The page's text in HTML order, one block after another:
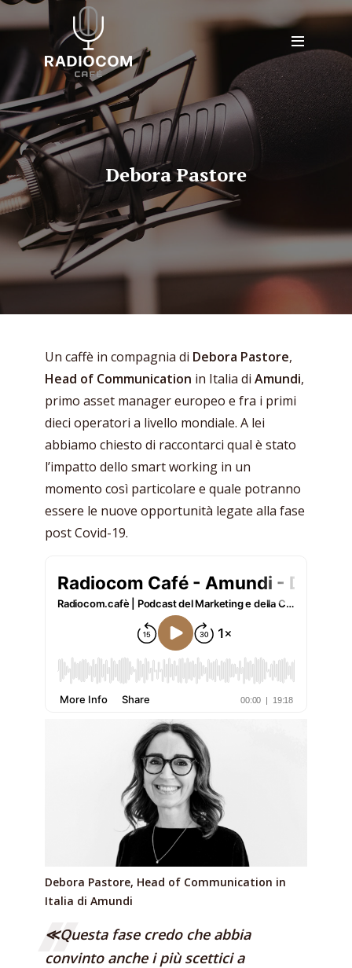
Debora Pastore
Un caffè in compagnia di Debora Pastore,
Head of Communication in Italia di Amundi,
primo asset manager europeo e fra i primi
dieci operatori a livello mondiale. A lei
abbiamo chiesto di raccontarci qual è stato
l’impatto dello smart working in un
momento così particolare e quale potranno
essere le nuove opportunità legate alla fase
post Covid-19.
Debora Pastore, Head of Communication in
Italia di Amundi
≪Questa fase credo che abbia
convinto anche i più scettici a